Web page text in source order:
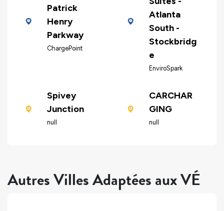
Patrick
Henry
Parkway
ChargePoint
Atlanta
South -
Stockbridg
e
EnviroSpark
Spivey
Junction
null
CARCHAR
GING
null
Autres Villes Adaptées aux VÉ